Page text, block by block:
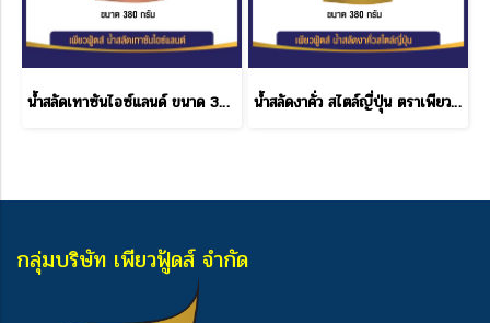
น้ำสลัดเทาซันไอซ์แลนด์ ขนาด 380 กรัม น้ำสลัดงาคั่ว สไตล์ญี่ปุ่น ตราเพียวฟู้ดส์ ขนาด 380 กรัม
กลุ่มบริษัท เพียวฟู้ดส์ จำกัด